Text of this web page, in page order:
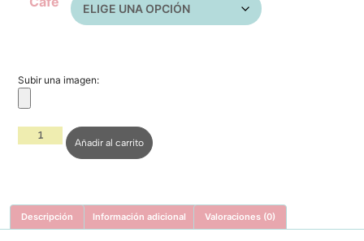
Subir una imagen:
Añadir al carrito
Descripción Información adicional Valoraciones (0)